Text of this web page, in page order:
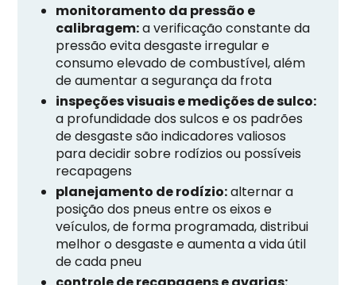
monitoramento da pressão e
calibragem:a verificação constante da
pressão evita desgaste irregular e
consumo elevado de combustível, além
de aumentar a segurança da frota
inspeções visuais e medições de sulco:
a profundidade dos sulcos e os padrões
de desgaste são indicadores valiosos
para decidir sobre rodízios ou possíveis
recapagens
planejamento de rodízio:alternar a
posição dos pneus entre os eixos e
veículos, de forma programada, distribui
melhor o desgaste e aumenta a vida útil
de cada pneu